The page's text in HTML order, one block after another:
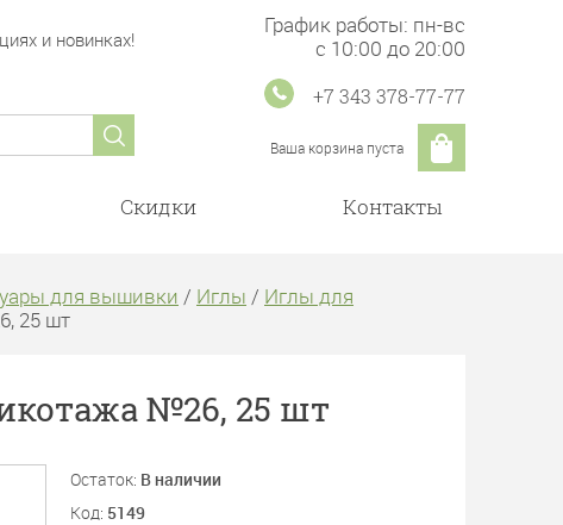
и новинках!
График работы: пн-вс
с 10:00 до 20:00
+7 343 378-77-77
Ваша корзина пуста
Скидки Контакты
для вышивки / Иглы / Иглы для
25 шт
№26, 25 шт
Остаток: В наличии
Код: 5149